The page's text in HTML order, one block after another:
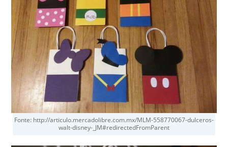
Fonte: http://articulo.mercadolibre.com.mx/MLM-558770067-dulceros-
walt-disney-_JM#redirectedFromParent